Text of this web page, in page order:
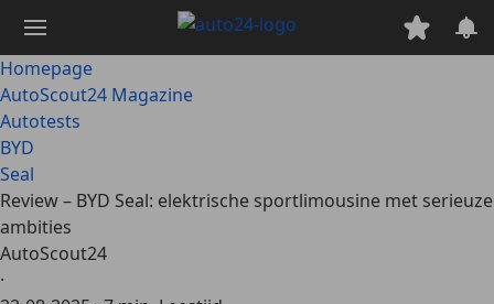
naar
hoofdinhoud
Homepage
AutoScout24 Magazine
Autotests
BYD
Seal
Review – BYD Seal: elektrische sportlimousine met serieuze
ambities
AutoScout24
·